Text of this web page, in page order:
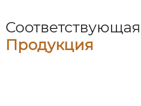
Соответствующая
Продукция